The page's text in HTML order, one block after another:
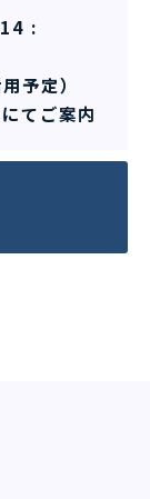
:
予定）
てご案内